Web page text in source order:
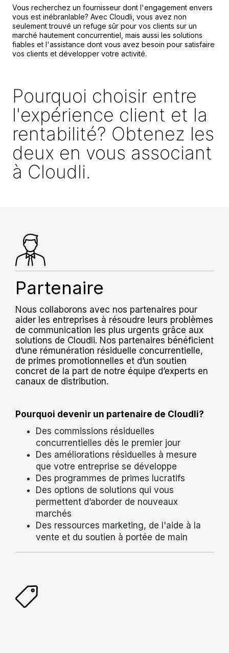
Vous recherchez un fournisseur dont l'engagement envers
vous est inébranlable? Avec Cloudli, vous avez non
seulement trouvé un refuge sûr pour vos clients sur un
marché hautement concurrentiel, mais aussi les solutions
fiables et l'assistance dont vous avez besoin pour satisfaire
vos clients et développer votre activité.
Pourquoi choisir entre
l'expérience client et la
rentabilité? Obtenez les
deux en vous associant
à Cloudli.
Partenaire
Nous collaborons avec nos partenaires pour
aider les entreprises à résoudre leurs problèmes
de communication les plus urgents grâce aux
solutions de Cloudli. Nos partenaires bénéficient
d’une rémunération résiduelle concurrentielle,
de primes promotionnelles et d’un soutien
concret de la part de notre équipe d’experts en
canaux de distribution.
Pourquoi devenir un partenaire de Cloudli?
Des commissions résiduelles
concurrentielles dès le premier jour
Des améliorations résiduelles à mesure
que votre entreprise se développe
Des programmes de primes lucratifs
Des options de solutions qui vous
permettent d’aborder de nouveaux
marchés
Des ressources marketing, de l'aide à la
vente et du soutien à portée de main